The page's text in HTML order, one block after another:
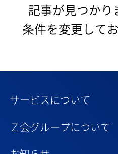
記事が見つかり
条件を変更して
サービスについて
Ｚ会グループについて